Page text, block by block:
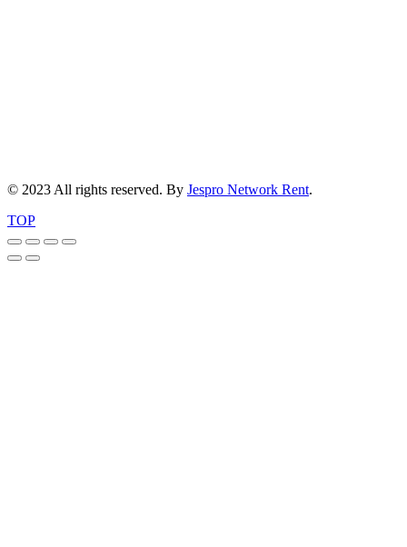
© 2023 All rights reserved. By Jespro Network Rent.
TOP